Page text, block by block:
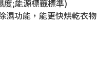
度;能源標籤標準)
濕功能，能更快烘乾衣物